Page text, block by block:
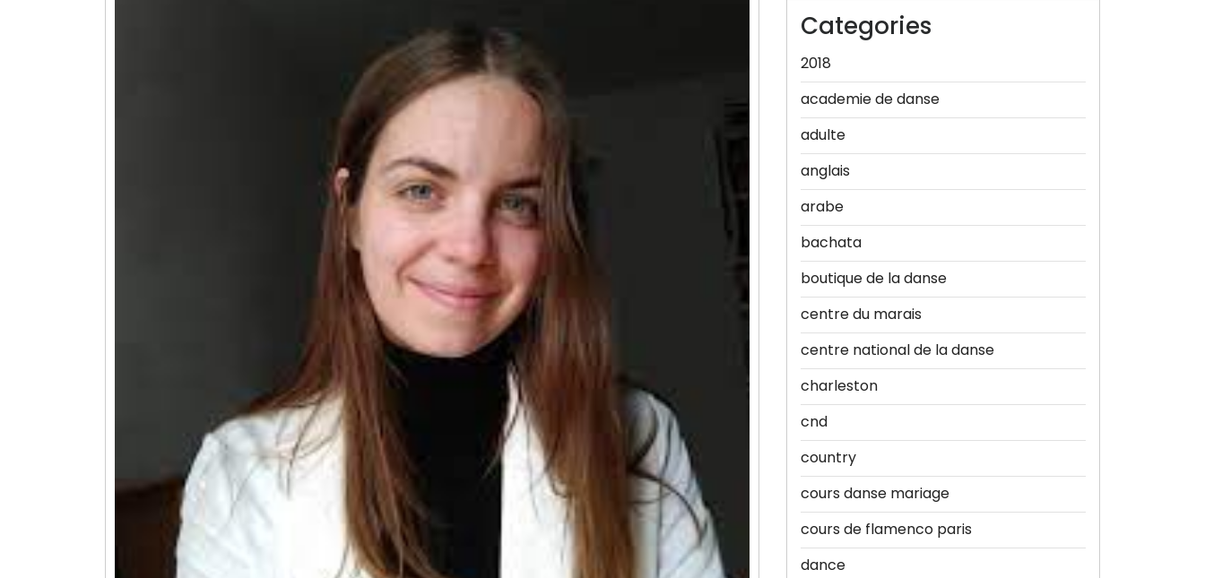
Categories
2018
academie de danse
adulte
anglais
arabe
bachata
boutique de la danse
centre du marais
centre national de la danse
charleston
cnd
country
cours danse mariage
cours de flamenco paris
dance